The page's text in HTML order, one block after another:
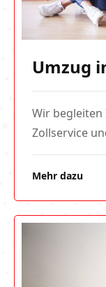
Umzug
Wir begleiten
Zollservice
Mehr dazu